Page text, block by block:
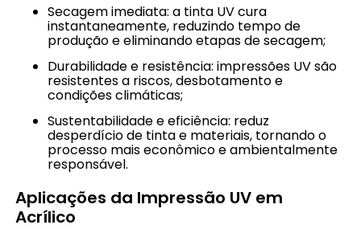
Secagem imediata: a tinta UV cura
instantaneamente, reduzindo tempo de
produção e eliminando etapas de secagem;
Durabilidade e resistência: impressões UV são
resistentes a riscos, desbotamento e
condições climáticas;
Sustentabilidade e eficiência: reduz
desperdício de tinta e materiais, tornando o
processo mais econômico e ambientalmente
responsável.
Aplicações da Impressão UV em
Acrílico